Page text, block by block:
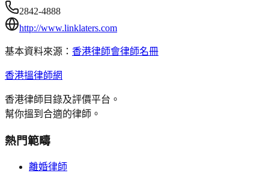
2842-4888
http://www.linklaters.com
基本資料來源： 香港律師會律師名冊
香港搵律師網
香港律師目錄及評價平台。
幫你搵到合適的律師。
熱門範疇
離婚律師